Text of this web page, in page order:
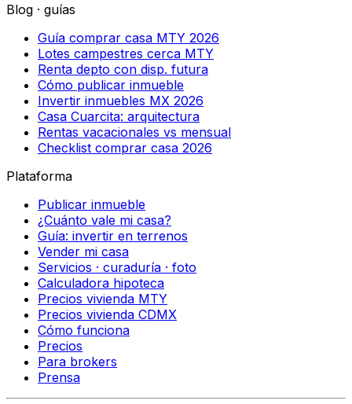
Blog · guías
Guía comprar casa MTY 2026
Lotes campestres cerca MTY
Renta depto con disp. futura
Cómo publicar inmueble
Invertir inmuebles MX 2026
Casa Cuarcita: arquitectura
Rentas vacacionales vs mensual
Checklist comprar casa 2026
Plataforma
Publicar inmueble
¿Cuánto vale mi casa?
Guía: invertir en terrenos
Vender mi casa
Servicios · curaduría · foto
Calculadora hipoteca
Precios vivienda MTY
Precios vivienda CDMX
Cómo funciona
Precios
Para brokers
Prensa